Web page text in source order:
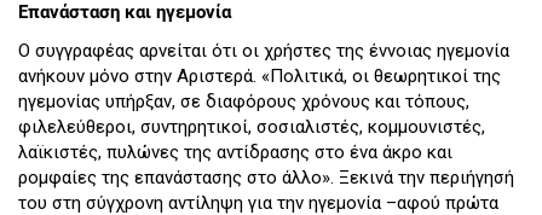
Επανάσταση και ηγεμονία
Ο συγγραφέας αρνείται ότι οι χρήστες της έννοιας ηγεμονία
ανήκουν μόνο στην Αριστερά. «Πολιτικά, οι θεωρητικοί της
ηγεμονίας υπήρξαν, σε διαφόρους χρόνους και τόπους,
φιλελεύθεροι, συντηρητικοί, σοσιαλιστές, κομμουνιστές,
λαϊκιστές, πυλώνες της αντίδρασης στο ένα άκρο και
ρομφαίες της επανάστασης στο άλλο». Ξεκινά την περιήγησή
του στη σύγχρονη αντίληψη για την ηγεμονία –αφού πρώτα